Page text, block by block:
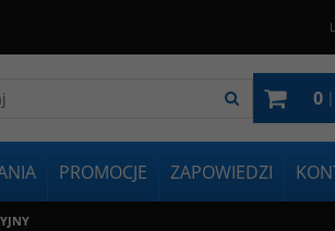
0 |
PROMOCJE ZAPOWIEDZI